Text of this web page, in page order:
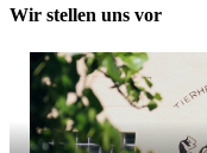
Wir stellen uns vor